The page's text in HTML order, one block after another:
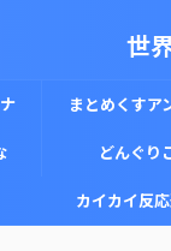
世
まとめくすア
どんぐり
カイカイ反